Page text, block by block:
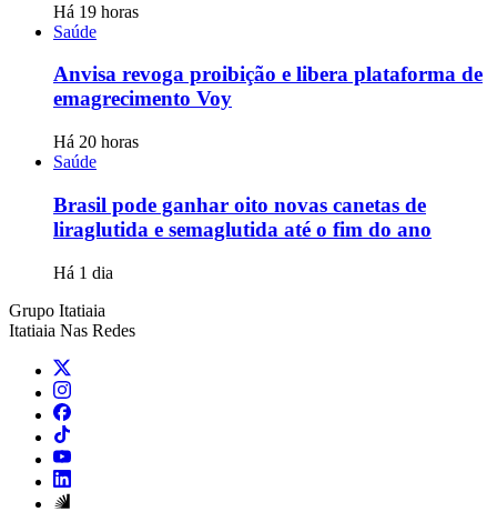
Há 19 horas
Saúde
Anvisa revoga proibição e libera plataforma de
emagrecimento Voy
Há 20 horas
Saúde
Brasil pode ganhar oito novas canetas de
liraglutida e semaglutida até o fim do ano
Há 1 dia
Grupo Itatiaia
Itatiaia Nas Redes